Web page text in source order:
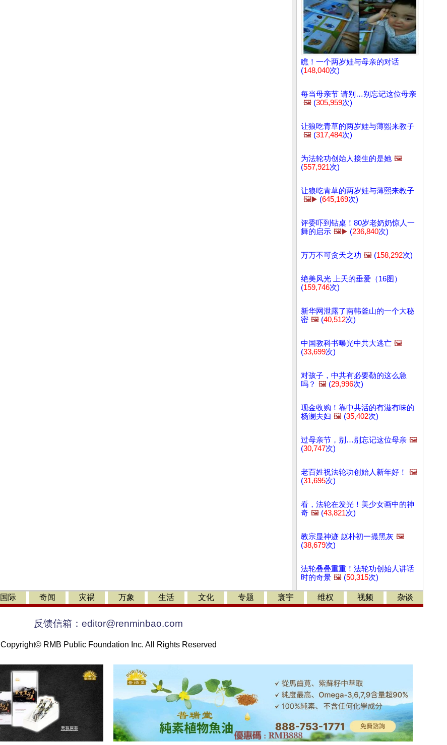
瞧！一个两岁娃与母亲的对话
(148,040次)
每当母亲节 请别…别忘记这位母亲
🖼️ (305,959次)
让狼吃青草的两岁娃与薄熙来教子
🖼️ (317,484次)
为法轮功创始人接生的是她 🖼️
(557,921次)
让狼吃青草的两岁娃与薄熙来教子
🖼️▶️ (645,169次)
评委吓到钻桌！80岁老奶奶惊人一
舞的启示 🖼️▶️ (236,840次)
万万不可贪天之功 🖼️ (158,292次)
绝美风光 上天的垂爱（16图）
(159,746次)
新华网泄露了南韩釜山的一个大秘
密 🖼️ (40,512次)
中国教科书曝光中共大逃亡 🖼️
(33,699次)
对孩子，中共有必要勒的这么急
吗？ 🖼️ (29,996次)
现金收购！靠中共活的有滋有味的
杨澜夫妇 🖼️ (35,402次)
过母亲节，别…别忘记这位母亲 🖼️
(30,747次)
老百姓祝法轮功创始人新年好！
🖼️
(31,695次)
看，法轮在发光！美少女画中的神
奇 🖼️ (43,821次)
教宗显神迹 赵朴初一撮黑灰 🖼️
(38,679次)
法轮叠叠重重！法轮功创始人讲话
时的奇景 🖼️ (50,315次)
国际 奇闻 灾祸 万象 生活 文化 专题 寰宇 维权 视频 杂谈
反馈信箱： editor@renminbao.com
Copyright© RMB Public Foundation Inc. All Rights Reserved